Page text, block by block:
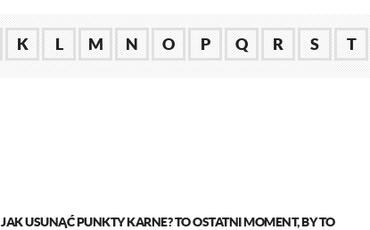
K L M N O P Q R S T
JAK USUNĄĆ PUNKTY KARNE? TO OSTATNI MOMENT, BY TO